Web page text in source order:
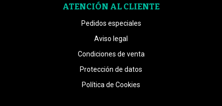
ATENCIÓN AL CLIENTE
Pedidos especiales
Aviso legal
Condiciones de venta
Protección de datos
Política de Cookies